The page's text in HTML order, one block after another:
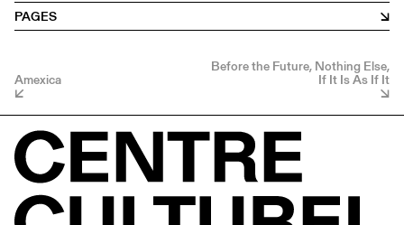
PAGES
Amexica
Before the Future, Nothing Else,
If It Is As If It